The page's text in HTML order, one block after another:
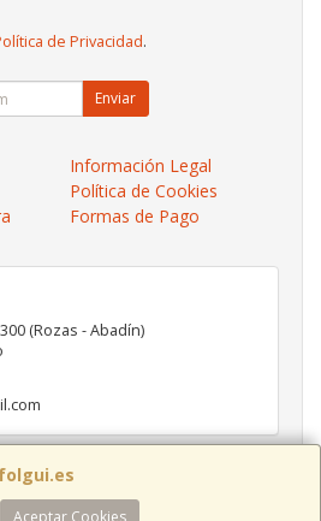
Aceptar Cookies
de Privacidad.
Enviar
Información Legal
Política de Cookies
Formas de Pago
(Rozas - Abadín)